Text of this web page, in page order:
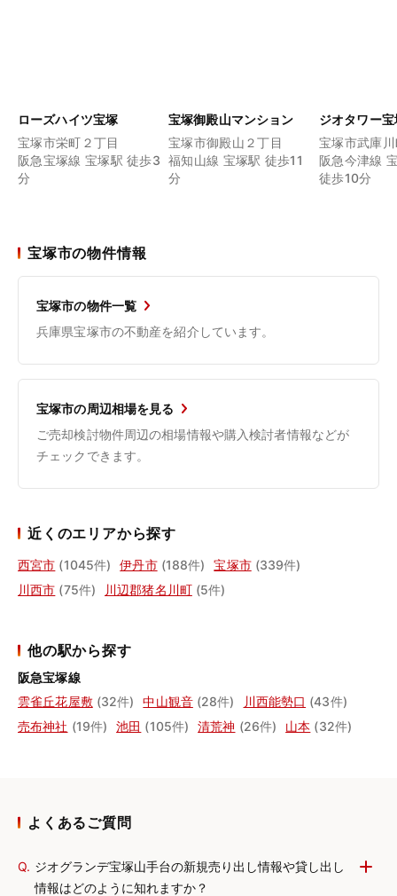
ローズハイツ宝塚
宝塚市栄町２丁目
阪急宝塚線 宝塚駅 徒歩3
分
宝塚御殿山マンション
宝塚市御殿山２丁目
福知山線 宝塚駅 徒歩11
分
ジオタワー宝
宝塚市武庫
阪急今津線
徒歩10分
宝塚市の物件情報
宝塚市の物件一覧
兵庫県宝塚市の不動産を紹介しています。
宝塚市の周辺相場を見る
ご売却検討物件周辺の相場情報や購入検討者情報などが
チェックできます。
近くのエリアから探す
西宮市 (1045件) 伊丹市 (188件) 宝塚市 (339件)
川西市 (75件) 川辺郡猪名川町 (5件)
他の駅から探す
阪急宝塚線
雲雀丘花屋敷 (32件) 中山観音 (28件) 川西能勢口 (43件)
売布神社 (19件) 池田 (105件) 清荒神 (26件) 山本 (32件)
よくあるご質問
Q. ジオグランデ宝塚山手台の新規売り出し情報や貸し出し
情報はどのように知れますか？